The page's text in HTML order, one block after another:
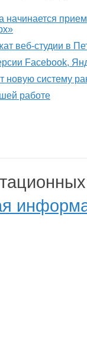
начинается
веб-студии в
Facebook,
новую систему
работе